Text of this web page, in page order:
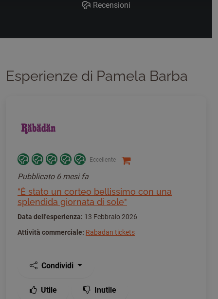
Recensioni
Esperienze di Pamela Barba
Eccellente
Pubblicato 6 mesi fa
"È stato un corteo bellissimo con una
splendida giornata di sole"
Data dell'esperienza: 13 Febbraio 2026
Attività commerciale: Rabadan tickets
Condividi
Utile Inutile